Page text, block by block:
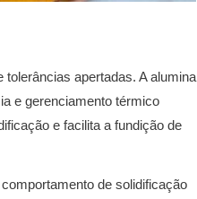
tolerâncias apertadas. A alumina
e gerenciamento térmico
e facilita a fundição de
de solidificação